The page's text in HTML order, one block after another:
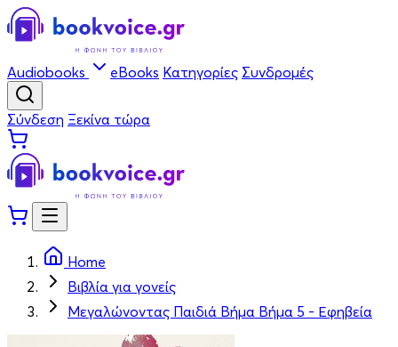
Audiobooks eBooks Κατηγορίες Συνδρομές
Σύνδεση Ξεκίνα τώρα
Home
Βιβλία για γονείς
Μεγαλώνοντας Παιδιά Βήμα Βήμα 5 - Εφηβεία